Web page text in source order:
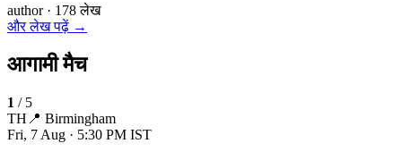
author· 178 लेख
और लेख पढ़ें →
आगामी मैच
1 / 5
TH 📍 Birmingham
Fri, 7 Aug · 5:30 PM IST